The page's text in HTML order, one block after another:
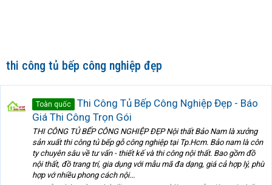
thi công tủ bếp công nghiệp đẹp
Toàn quốc
Thi Công Tủ Bếp Công Nghiệp Đẹp - Báo
Giá Thi Công Trọn Gói
THI CÔNG TỦ BẾP CÔNG NGHIỆP ĐẸP Nội thất Bảo Nam là xưởng
sản xuất thi công tủ bếp gỗ công nghiệp tại Tp.Hcm. Bảo nam là côn
ty chuyên sâu về tư vấn - thiết kế và thi công nội thất. Bao gồm đồ
nội thất, đồ trang trí, gia dụng với mẫu mã đa dạng, giá cả hợp lý, phù
hợp vớ nhiều phong cách nội...